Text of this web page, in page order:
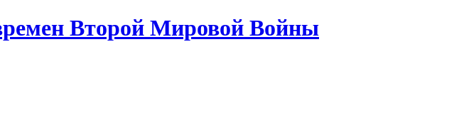
Второй Мировой Войны